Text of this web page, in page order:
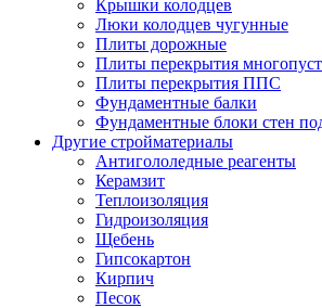
Крышки колодцев
Люки колодцев чугунные
Плиты дорожные
Плиты перекрытия
Плиты перекрытия ППС
Фундаментные балки
Фундаментные блоки стен
Другие стройматериалы
Антигололедные реагенты
Керамзит
Теплоизоляция
Гидроизоляция
Щебень
Гипсокартон
Кирпич
Песок